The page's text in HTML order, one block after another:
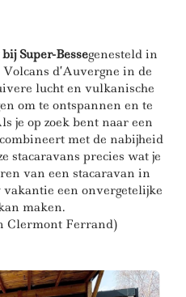
Super-Bessegenesteld in
d’Auvergne in de
lucht en vulkanische
om te ontspannen en te
je op zoek bent naar een
met de nabijheid
stacaravans precies wat je
van een stacaravan in
een onvergetelijke
maken.
Clermont Ferrand)